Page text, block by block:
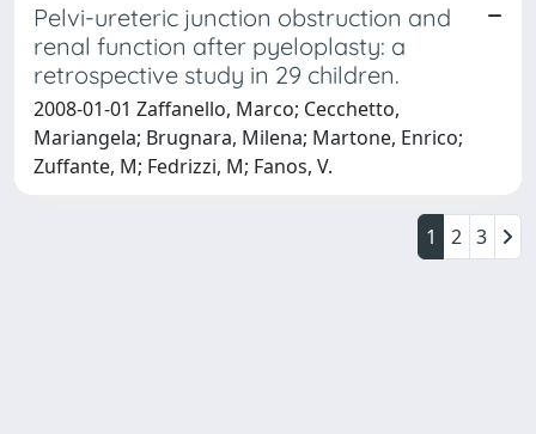
Pelvi-ureteric junction obstruction and
renal function after pyeloplasty: a
retrospective study in 29 children.
2008-01-01 Zaffanello, Marco; Cecchetto,
Mariangela; Brugnara, Milena; Martone, Enrico;
Zuffante, M; Fedrizzi, M; Fanos, V.
1 2 3